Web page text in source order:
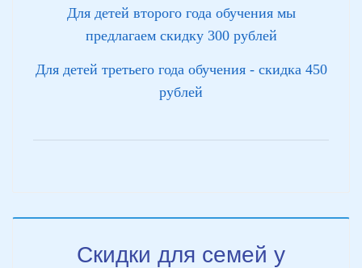
Для детей второго года обучения мы
предлагаем скидку 300 рублей
Для детей третьего года обучения - скидка 450
рублей
Скидки для семей у